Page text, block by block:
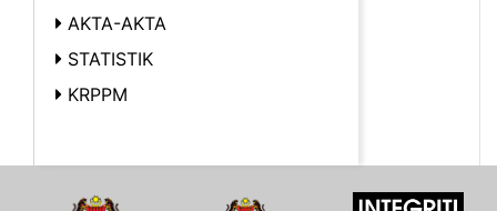
AKTA-AKTA
STATISTIK
KRPPM